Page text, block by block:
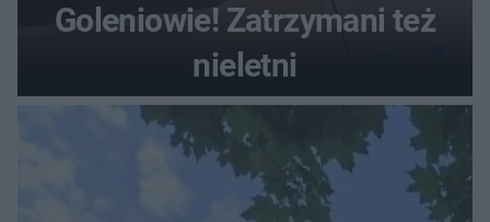
Goleniowie! Zatrzymani też
nieletni